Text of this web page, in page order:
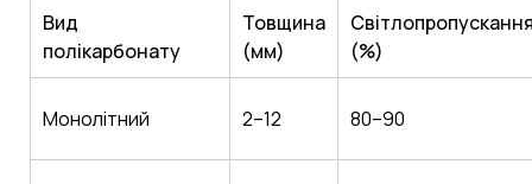
Вид
полікарбонату
Товщина
(мм)
(%)
Монолітний 2–12 80–90